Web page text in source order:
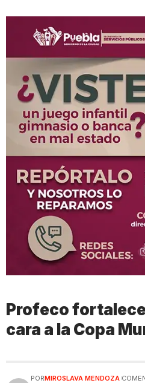
Profeco
cara a la Copa
PORMIROSLAVA MENDOZA